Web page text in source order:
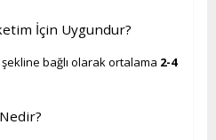
İçin Uygundur?
bağlı olarak ortalama 2-4